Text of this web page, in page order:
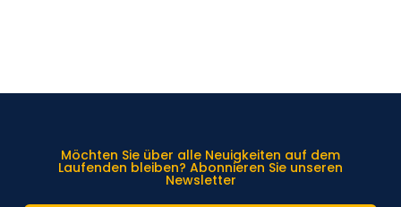
Möchten Sie über alle Neuigkeiten auf dem
Laufenden bleiben? Abonnieren Sie unseren
Newsletter